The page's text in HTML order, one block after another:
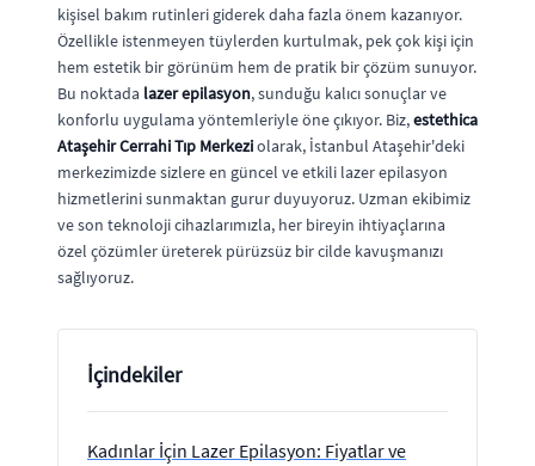
kişisel bakım rutinleri giderek daha fazla önem kazanıyor.
Özellikle istenmeyen tüylerden kurtulmak, pek çok kişi için
hem estetik bir görünüm hem de pratik bir çözüm sunuyor.
Bu noktada lazer epilasyon, sunduğu kalıcı sonuçlar ve
konforlu uygulama yöntemleriyle öne çıkıyor. Biz,estethica
Ataşehir Cerrahi Tıp Merkeziolarak, İstanbul Ataşehir'deki
merkezimizde sizlere en güncel ve etkili lazer epilasyon
hizmetlerini sunmaktan gurur duyuyoruz. Uzman ekibimiz
ve son teknoloji cihazlarımızla, her bireyin ihtiyaçlarına
özel çözümler üreterek pürüzsüz bir cilde kavuşmanızı
sağlıyoruz.
İçindekiler
Kadınlar İçin Lazer Epilasyon: Fiyatlar ve